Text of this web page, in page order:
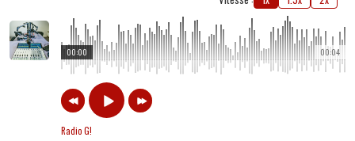
00:04
00:00
Radio G!